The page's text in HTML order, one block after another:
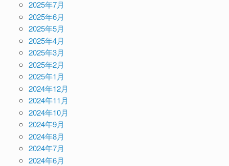
2025年7月
2025年6月
2025年5月
2025年4月
2025年3月
2025年2月
2025年1月
2024年12月
2024年11月
2024年10月
2024年9月
2024年8月
2024年7月
2024年6月